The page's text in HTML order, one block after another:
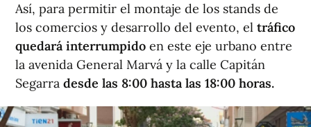
Así, para permitir el montaje de los stands de
los comercios y desarrollo del evento, el tráfico
quedará interrumpido en este eje urbano entre
la avenida General Marvá y la calle Capitán
Segarra desde las 8:00 hasta las 18:00 horas.